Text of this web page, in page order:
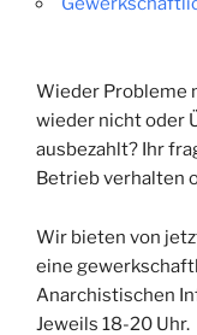
Wieder Probleme
wieder nicht oder
ausbezahlt? Ihr
Betrieb verhalten
Wir bieten von
eine
Anarchistischen
Jeweils 18-20 Uhr.